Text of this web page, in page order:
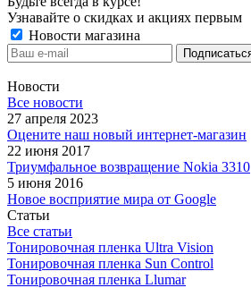
Узнавайте о скидках и акциях первым
Новости магазина
Новости
Все новости
27 апреля 2023
Оцените наш новый интернет-магазин
22 июня 2017
Триумфальное возвращение Nokia 3310
5 июня 2016
Новое восприятие мира от Google
Статьи
Все статьи
Тонировочная пленка Ultra Vision
Тонировочная пленка Sun Control
Тонировочная пленка Llumar